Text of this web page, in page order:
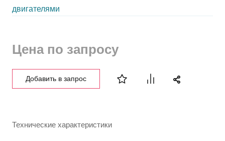
двигателями
Цена по запросу
Добавить в запрос
Технические характеристики